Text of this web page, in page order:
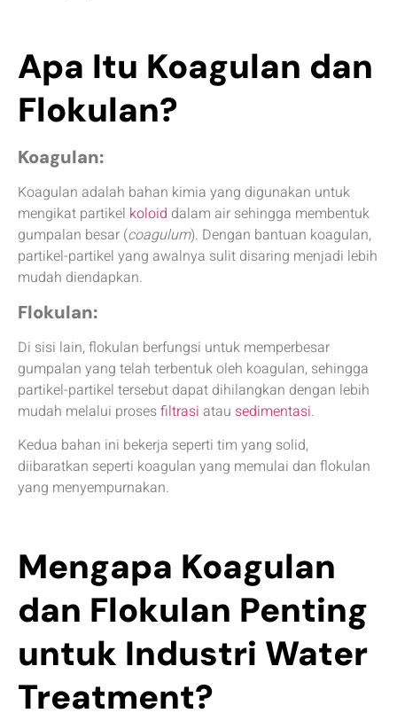
Apa Itu Koagulan dan
Flokulan?
Koagulan:
Koagulan adalah bahan kimia yang digunakan untuk
mengikat partikel koloid dalam air sehingga membentuk
gumpalan besar (coagulum). Dengan bantuan koagulan,
partikel-partikel yang awalnya sulit disaring menjadi lebih
mudah diendapkan.
Flokulan:
Di sisi lain, flokulan berfungsi untuk memperbesar
gumpalan yang telah terbentuk oleh koagulan, sehingga
partikel-partikel tersebut dapat dihilangkan dengan lebih
mudah melalui prosesfiltrasi atau sedimentasi.
Kedua bahan ini bekerja seperti tim yang solid,
diibaratkan seperti koagulan yang memulai dan flokulan
yang menyempurnakan.
Mengapa Koagulan
dan Flokulan Penting
untuk Industri Water
Treatment?